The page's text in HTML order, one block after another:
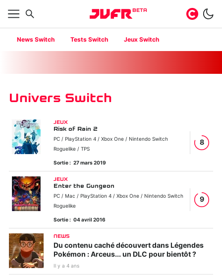
BETA
News Switch Tests Switch Jeux Switch
Univers Switch
JEUX
Risk of Rain 2
PC / PlayStation 4 / Xbox One / Nintendo Switch
Roguelike / TPS
Sortie : 27 mars 2019
8
JEUX
Enter the Gungeon
PC / Mac / PlayStation 4 / Xbox One / Nintendo Switch
Roguelike
Sortie : 04 avril 2016
9
NEWS
Du contenu caché découvert dans Légendes
Pokémon : Arceus... un DLC pour bientôt ?
Il y a 4 ans